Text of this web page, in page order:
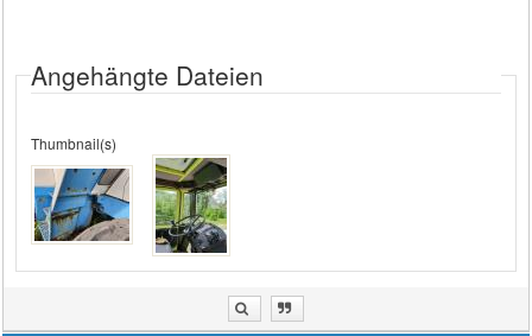
Angehängte Dateien
Thumbnail(s)